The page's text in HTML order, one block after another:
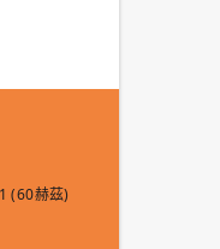
(60赫茲)